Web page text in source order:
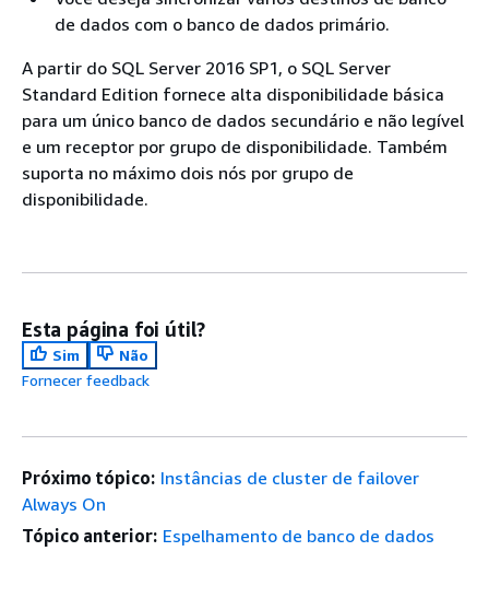
de dados com o banco de dados primário.
A partir do SQL Server 2016 SP1, o SQL Server
Standard Edition fornece alta disponibilidade básica
para um único banco de dados secundário e não legível
e um receptor por grupo de disponibilidade. Também
suporta no máximo dois nós por grupo de
disponibilidade.
Esta página foi útil?
Sim
Não
Fornecer feedback
Próximo tópico: Instâncias de cluster de failover
Always On
Tópico anterior: Espelhamento de banco de dados